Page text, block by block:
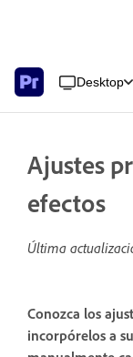
Desktop
Ajustes
efectos
Última
Conozca los
incorpórelos a